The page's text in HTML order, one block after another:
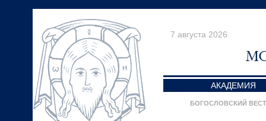
7 августа 2026
АКАДЕМИЯ
БОГОСЛОВСКИЙ